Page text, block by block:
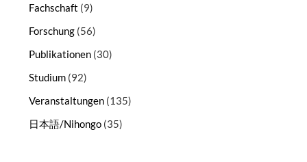
Fachschaft (9)
Forschung (56)
Publikationen (30)
Studium (92)
Veranstaltungen (135)
日本語/Nihongo (35)